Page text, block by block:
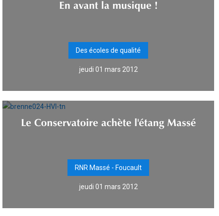
En avant la musique !
Des écoles de qualité
jeudi 01 mars 2012
Le Conservatoire achète l'étang Massé
RNR Massé - Foucault
jeudi 01 mars 2012